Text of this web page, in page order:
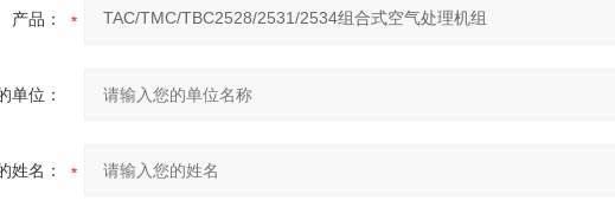
产品：
单位：
姓名：